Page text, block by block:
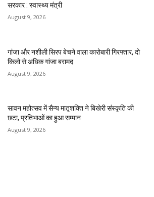
सरकार : स्वास्थ्य मंत्री
August 9, 2026
गांजा और नशीली सिरप बेचने वाला कारोबारी गिरफ्तार, दो
किलो से अधिक गांजा बरामद
August 9, 2026
सावन महोत्सव में सैन्य मातृशक्ति ने बिखेरी संस्कृति की
छटा, प्रतिभाओं का हुआ सम्मान
August 9, 2026